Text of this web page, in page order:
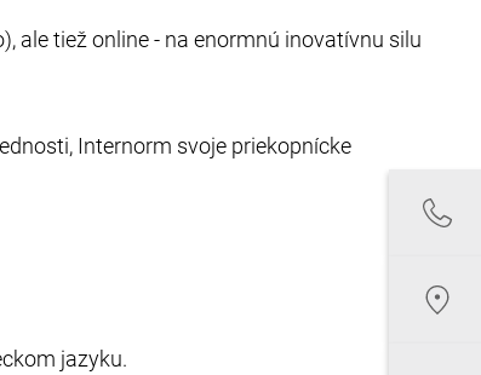
ale tiež online - na enormnú inovatívnu silu
Internorm svoje priekopnícke
jazyku.